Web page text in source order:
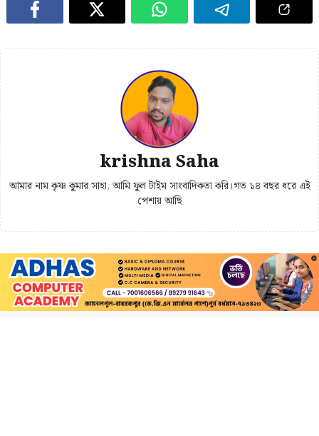
krishna Saha
আমার নাম কৃষ্ণ কুমার সাহা, আমি ফুল টাইম সাংবাদিকতা করি।গত ১৪ বছর ধরে এই
পেশায় আছি